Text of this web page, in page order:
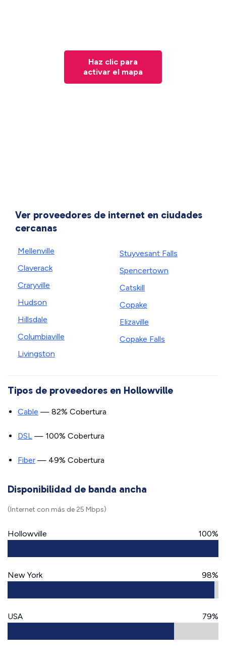
Haz clic para
activar el mapa
Ver proveedores de internet en ciudades
cercanas
Mellenville
Claverack
Craryville
Hudson
Hillsdale
Columbiaville
Livingston
Stuyvesant Falls
Spencertown
Catskill
Copake
Elizaville
Copake Falls
Tipos de proveedores en Hollowville
Cable — 82% Cobertura
DSL — 100% Cobertura
Fiber — 49% Cobertura
Disponibilidad de banda ancha
(Internet con más de 25 Mbps)
Hollowville 100%
New York 98%
USA 79%